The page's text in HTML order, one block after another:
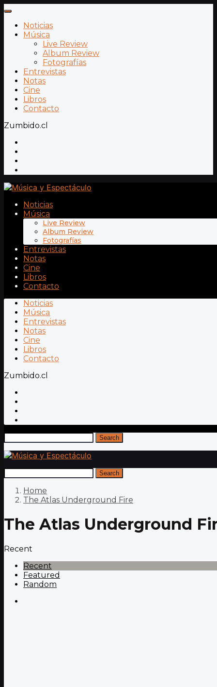
Noticias
Música
Live Review
Album Review
Fotografías
Entrevistas
Notas
Cine
Libros
Contacto
Zumbido.cl
Noticias
Música
Live Review
Album Review
Fotografías
Entrevistas
Notas
Cine
Libros
Contacto
Noticias
Música
Entrevistas
Notas
Cine
Libros
Contacto
Zumbido.cl
Search
Search
Home
The Atlas Underground Fire
The Atlas Underground
Recent
Recent
Featured
Random